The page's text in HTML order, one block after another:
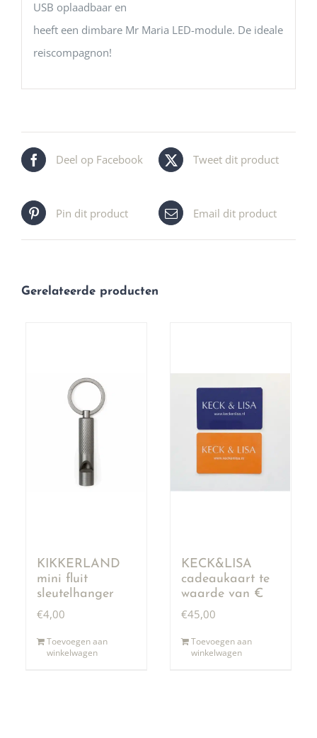
USB oplaadbaar en
heeft een dimbare Mr Maria LED-module. De ideale
reiscompagnon!
Deel op Facebook Tweet dit product
Pin dit product Email dit product
Gerelateerde producten
KIKKERLAND
mini fluit
sleutelhanger
€4,00
Toevoegen aan
winkelwagen
KECK&LISA
cadeaukaart te
waarde van €
50,00
€45,00
Toevoegen aan
winkelwagen